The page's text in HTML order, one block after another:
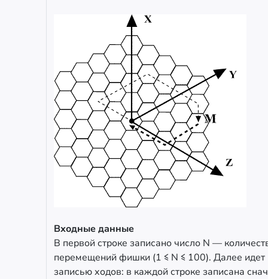
Входные данные
В первой строке записано число N —
перемещений фишки (1 ≤ N ≤ 100). Далее идет
записью ходов: в каждой строке записана